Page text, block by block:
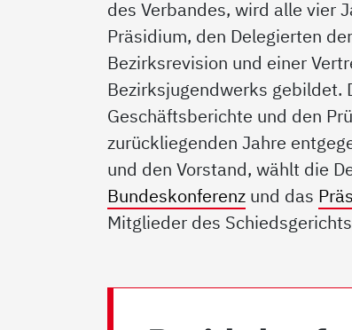
des Verbandes, wird alle vier
Präsidium, den Delegierten
Bezirksrevision und einer
Bezirksjugendwerks gebildet.
Geschäftsberichte und den
zurückliegenden Jahre
und den Vorstand, wählt die
Bundeskonferenz und das
Mitglieder des